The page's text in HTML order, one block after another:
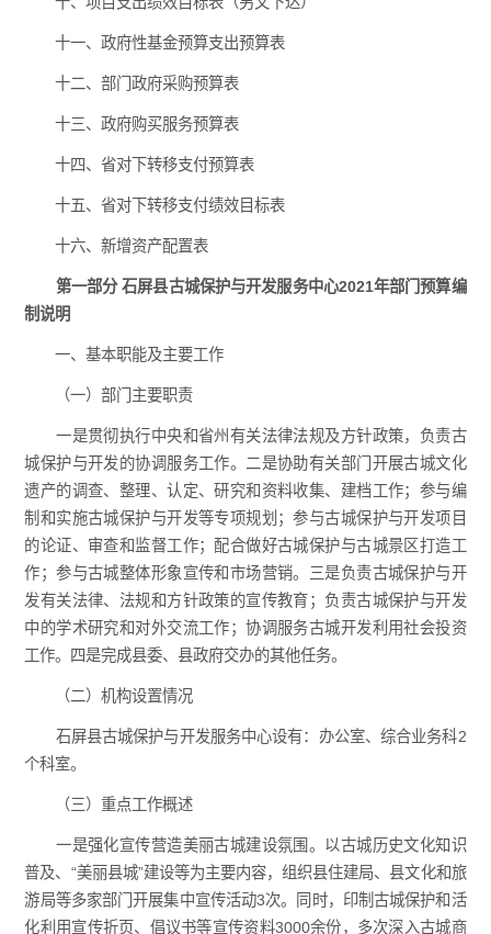
十一、政府性基金预算支出预算表
十二、部门政府采购预算表
十三、政府购买服务预算表
十四、省对下转移支付预算表
十五、省对下转移支付绩效目标表
十六、新增资产配置表
第一部分 石屏县古城保护与开发服务中心2021年部门预算编
制说明
一、基本职能及主要工作
（一）部门主要职责
一是贯彻执行中央和省州有关法律法规及方针政策，负责古
城保护与开发的协调服务工作。二是协助有关部门开展古城文化
遗产的调查、整理、认定、研究和资料收集、建档工作；参与编
制和实施古城保护与开发等专项规划；参与古城保护与开发项目
的论证、审查和监督工作；配合做好古城保护与古城景区打造工
作；参与古城整体形象宣传和市场营销。三是负责古城保护与开
发有关法律、法规和方针政策的宣传教育；负责古城保护与开发
中的学术研究和对外交流工作；协调服务古城开发利用社会投资
工作。四是完成县委、县政府交办的其他任务。
（二）机构设置情况
石屏县古城保护与开发服务中心设有：办公室、综合业务科2
个科室。
（三）重点工作概述
一是强化宣传营造美丽古城建设氛围。以古城历史文化知识
普及、“美丽县城”建设等为主要内容，组织县住建局、县文化和旅
游局等多家部门开展集中宣传活动3次。同时，印制古城保护和活
化利用宣传折页、倡议书等宣传资料3000余份，多次深入古城商